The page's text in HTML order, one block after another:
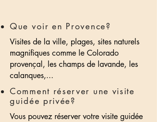
Que voir en Provence?
Visites de la ville, plages, sites naturels
magnifiques comme le Colorado
provençal, les champs de lavande, les
calanques,...
Comment réserver une visite
guidée privée?
Vous pouvez réserver votre visite guidée